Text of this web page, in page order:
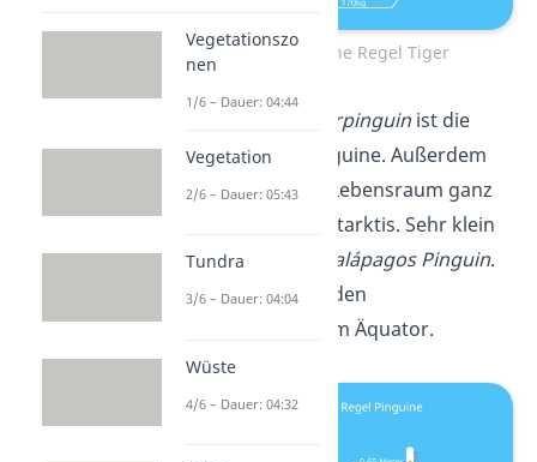
Bergmannsche Regel Tiger
Kaiserpinguin ist die
größte Art der Pinguine. Außerdem
befindet sich sein Lebensraum ganz
im Süden in der Antarktis. Sehr klein
hingegen ist der
Galápagos Pinguin.
Ihn findest du auf den
Galapagosinseln am Äquator.
Vegetationszo
nen
1/6 – Dauer: 04:44
Vegetation
2/6 – Dauer: 05:43
Tundra
3/6 – Dauer: 04:04
Wüste
4/6 – Dauer: 04:32